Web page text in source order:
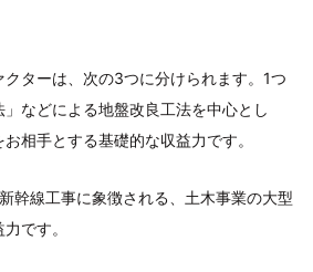
クターは、次の3つに分けられます。1つ
などによる地盤改良工法を中心とし
相手とする基礎的な収益力です。
幹線工事に象徴される、土木事業の大型
です。